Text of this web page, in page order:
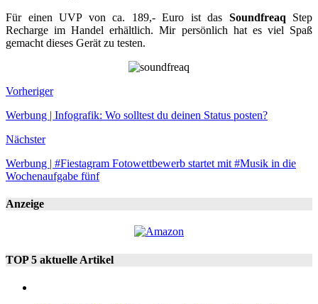
Für einen UVP von ca. 189,- Euro ist das Soundfreaq Step
Recharge im Handel erhältlich. Mir persönlich hat es viel Spaß
gemacht dieses Gerät zu testen.
Vorheriger
Werbung | Infografik: Wo solltest du deinen Status posten?
Nächster
Werbung | #Fiestagram Fotowettbewerb startet mit #Musik in die
Wochenaufgabe fünf
Anzeige
TOP 5 aktuelle Artikel